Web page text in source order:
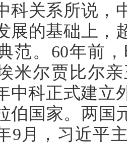
科关系所说，
展的基础上，
范。60年前
米尔贾比尔
中科正式建立
伯国家。两国
9月，习近平